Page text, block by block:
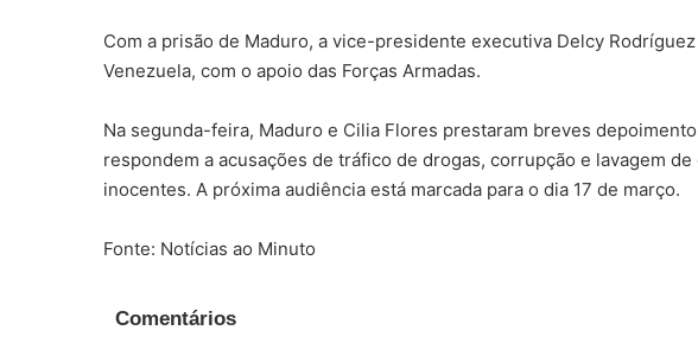
Com a prisão de Maduro, a vice-presidente executiva Delcy
Venezuela, com o apoio das Forças Armadas.
Na segunda-feira, Maduro e Cilia Flores prestaram breves
respondem a acusações de tráfico de drogas, corrupção e lavagem
inocentes. A próxima audiência está marcada para o dia 17 de março.
Fonte: Notícias ao Minuto
Comentários